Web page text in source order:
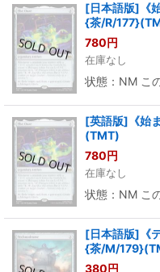
[日本語版]《
{茶/R/
780円
在庫なし
状態：NM こ
[英語版]《始
(TMT)
780円
在庫なし
状態：NM こ
[日本語版]《
{茶/M/
380円